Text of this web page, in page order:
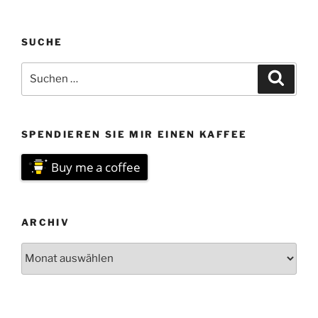
SUCHE
nach:
SPENDIEREN SIE MIR EINEN KAFFEE
Buy me a coffee
ARCHIV